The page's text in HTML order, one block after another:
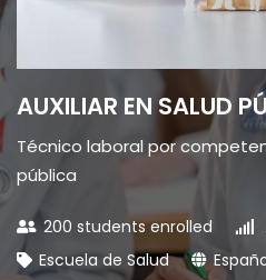
AUXILIAR EN SALUD
Técnico laboral por
pública
200 students enrolled
Escuela de Salud